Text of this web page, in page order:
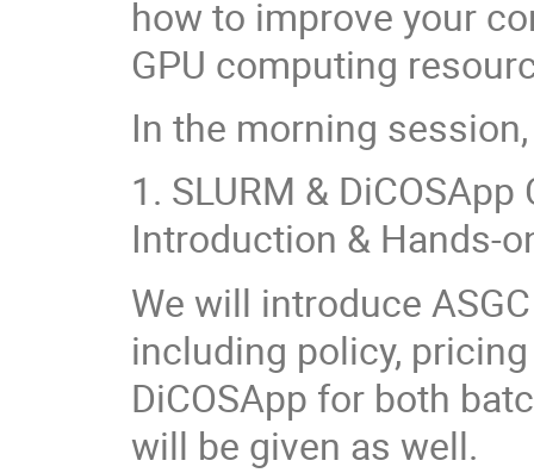
how to improve your
GPU computing
In the morning
1. SLURM &
Introduction & Hands-
We will introduce
including policy,
DiCOSApp for both
will be given as well.